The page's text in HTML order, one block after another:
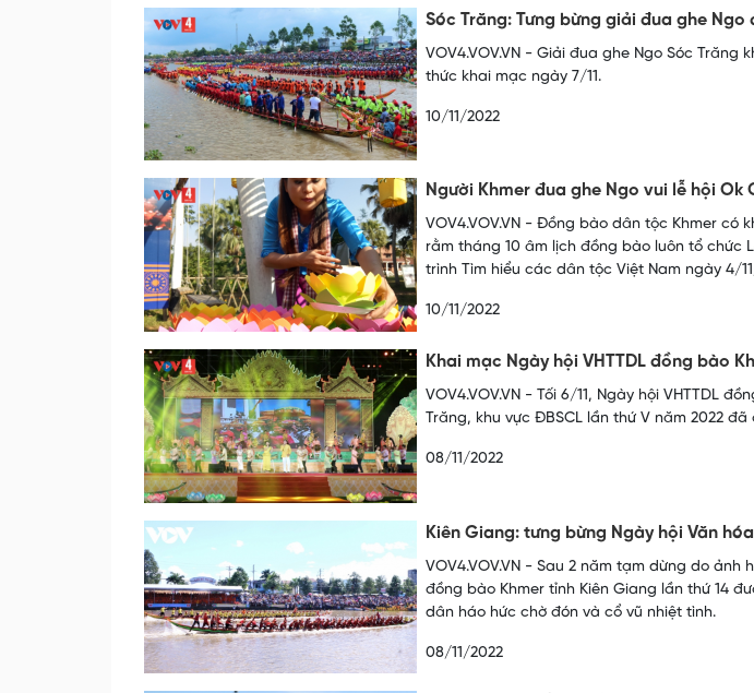
Sóc Trăng: Tưng bừng giải đua ghe
VOV4.VOV.VN - Giải đua ghe Ngo Sóc
thức khai mạc ngày 7/11.
10/11/2022
Người Khmer đua ghe Ngo vui lễ hội Ok
VOV4.VOV.VN - Đồng bào dân tộc Khmer có
rằm tháng 10 âm lịch đồng bào luôn tổ chức
trình Tìm hiểu các dân tộc Việt Nam ngày 4/
10/11/2022
Khai mạc Ngày hội VHTTDL đồng bào
VOV4.VOV.VN - Tối 6/11, Ngày hội VHTTDL
Trăng, khu vực ĐBSCL lần thứ V năm 2022
08/11/2022
Kiên Giang: tưng bừng Ngày hội Văn
VOV4.VOV.VN - Sau 2 năm tạm dừng do ảnh
đồng bào Khmer tỉnh Kiên Giang lần thứ 14
dân háo hức chờ đón và cổ vũ nhiệt tình.
08/11/2022